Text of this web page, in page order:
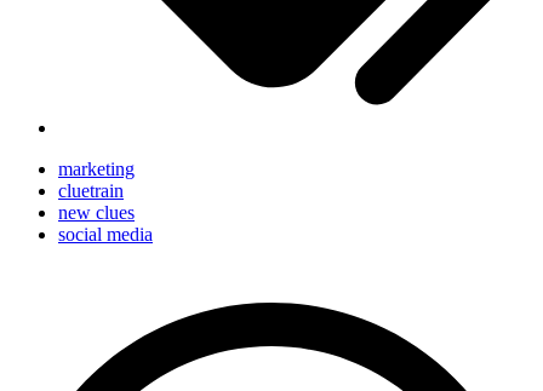
marketing
cluetrain
new clues
social media